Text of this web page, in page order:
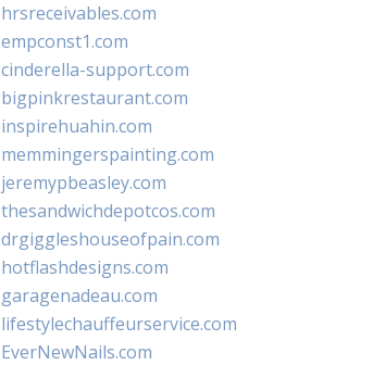
hrsreceivables.com
empconst1.com
cinderella-support.com
bigpinkrestaurant.com
inspirehuahin.com
memmingerspainting.com
jeremypbeasley.com
thesandwichdepotcos.com
drgiggleshouseofpain.com
hotflashdesigns.com
garagenadeau.com
lifestylechauffeurservice.com
EverNewNails.com